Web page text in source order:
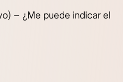
– ¿Me puede indicar el